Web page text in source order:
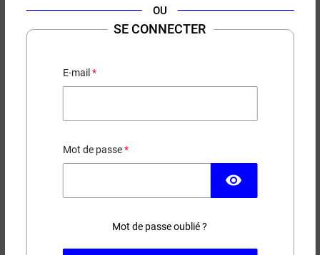
OU
SE CONNECTER
E-mail
Mot de passe
visibility
Mot de passe oublié ?
E-LIQUIDE COUP DE FOUDRE
Fruits Rouges - Violette
14,00 €